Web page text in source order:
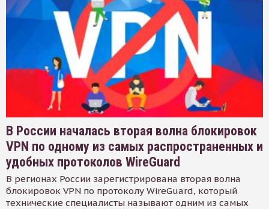
В России началась вторая волна блокировок
VPN по одному из самых распространенных и
удобных протоколов WireGuard
В регионах России зарегистрирована вторая волна
блокировок VPN по протоколу WireGuard, который
технические специалисты называют одним из самых